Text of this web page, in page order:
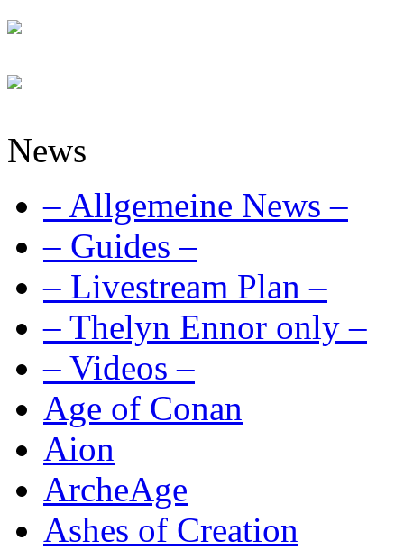
News
– Allgemeine News –
– Guides –
– Livestream Plan –
– Thelyn Ennor only –
– Videos –
Age of Conan
Aion
ArcheAge
Ashes of Creation